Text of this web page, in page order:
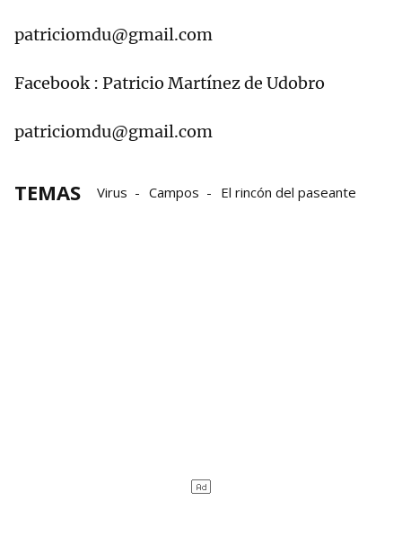
patriciomdu@gmail.com
Facebook : Patricio Martínez de Udobro
patriciomdu@gmail.com
TEMAS Virus Campos El rincón del paseante